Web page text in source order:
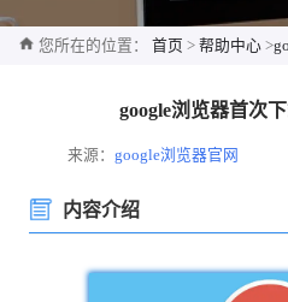
您所在的位置： 首页 > 帮助中心 >
google浏览器首次
来源：google浏览器官网
内容介绍